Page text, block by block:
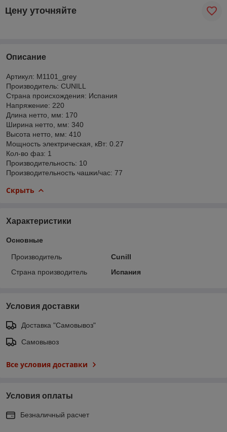
Цену уточняйте
Описание
Артикул: M1101_grey
Производитель: CUNILL
Страна происхождения: Испания
Напряжение: 220
Длина нетто, мм: 170
Ширина нетто, мм: 340
Высота нетто, мм: 410
Мощность электрическая, кВт: 0.27
Кол-во фаз: 1
Производительность: 10
Производительность чашки/час: 77
Скрыть
Характеристики
Основные
Производитель
Cunill
Страна производитель
Испания
Условия доставки
Доставка "Самовывоз"
Самовывоз
Все условия доставки
Условия оплаты
Безналичный расчет